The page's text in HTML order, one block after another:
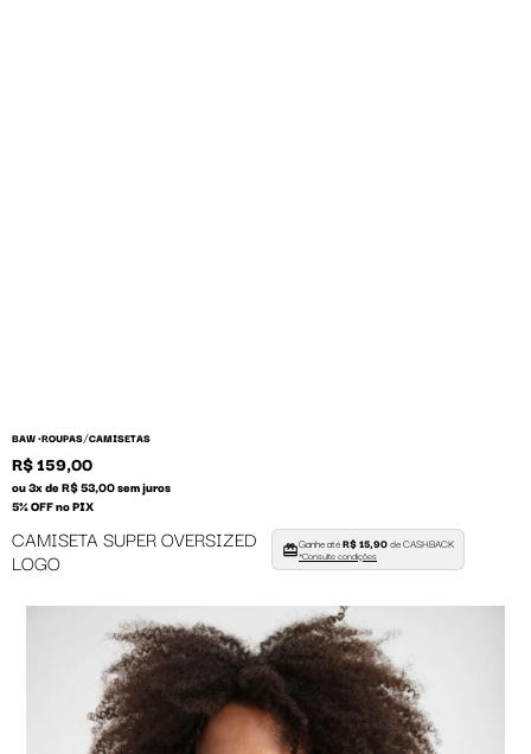
BAW •ROUPAS/CAMISETAS
R$ 159,00
ou 3x de R$ 53,00 sem juros
5% OFF no PIX
CAMISETA SUPER OVERSIZED
LOGO
Ganhe atéR$ 15,90de CASHBACK
*Consulte condições